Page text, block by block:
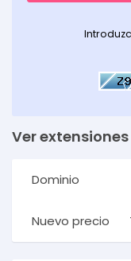
Ver
Dominio
Nuevo precio